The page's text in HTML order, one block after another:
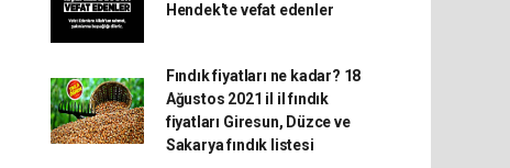
Hendek'te vefat edenler
Fındık fiyatları ne kadar? 18
Ağustos 2021 il il fındık
fiyatları Giresun, Düzce ve
Sakarya fındık listesi